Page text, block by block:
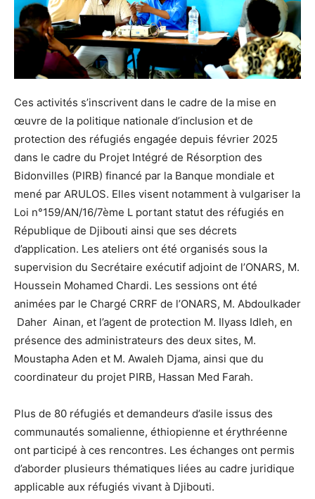
Ces activités s’inscrivent dans le cadre de la mise en
œuvre de la politique nationale d’inclusion et de
protection des réfugiés engagée depuis février 2025
dans le cadre du Projet Intégré de Résorption des
Bidonvilles (PIRB) financé par la Banque mondiale et
mené par ARULOS. Elles visent notamment à vulgariser la
Loi n°159/AN/16/7ème L portant statut des réfugiés en
République de Djibouti ainsi que ses décrets
d’application. Les ateliers ont été organisés sous la
supervision du Secrétaire exécutif adjoint de l’ONARS, M.
Houssein Mohamed Chardi. Les sessions ont été
animées par le Chargé CRRF de l’ONARS, M. Abdoulkader
Daher Ainan, et l’agent de protection M. Ilyass Idleh, en
présence des administrateurs des deux sites, M.
Moustapha Aden et M. Awaleh Djama, ainsi que du
coordinateur du projet PIRB, Hassan Med Farah.
Plus de 80 réfugiés et demandeurs d’asile issus des
communautés somalienne, éthiopienne et érythréenne
ont participé à ces rencontres. Les échanges ont permis
d’aborder plusieurs thématiques liées au cadre juridique
applicable aux réfugiés vivant à Djibouti.